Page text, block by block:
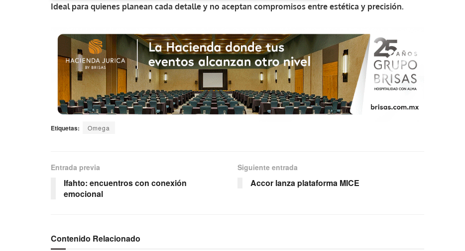
Ideal para quienes planean cada detalle y no aceptan compromisos entre estética y precisión.
Etiquetas: Omega
Entrada previa
Ifahto: encuentros con conexión
emocional
Siguiente entrada
Accor lanza plataforma MICE
Contenido Relacionado